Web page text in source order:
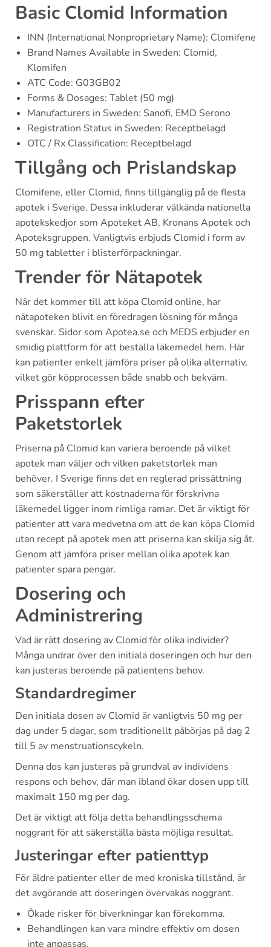
Basic Clomid Information
INN (International Nonproprietary Name): Clomifene
Brand Names Available in Sweden: Clomid,
Klomifen
ATC Code: G03GB02
Forms & Dosages: Tablet (50 mg)
Manufacturers in Sweden: Sanofi, EMD Serono
Registration Status in Sweden: Receptbelagd
OTC / Rx Classification: Receptbelagd
Tillgång och Prislandskap
Clomifene, eller Clomid, finns tillgänglig på de flesta
apotek i Sverige. Dessa inkluderar välkända nationella
apotekskedjor som Apoteket AB, Kronans Apotek och
Apoteksgruppen. Vanligtvis erbjuds Clomid i form av
50 mg tabletter i blisterförpackningar.
Trender för Nätapotek
När det kommer till att köpa Clomid online, har
nätapoteken blivit en föredragen lösning för många
svenskar. Sidor som Apotea.se och MEDS erbjuder en
smidig plattform för att beställa läkemedel hem. Här
kan patienter enkelt jämföra priser på olika alternativ,
vilket gör köpprocessen både snabb och bekväm.
Prisspann efter
Paketstorlek
Priserna på Clomid kan variera beroende på vilket
apotek man väljer och vilken paketstorlek man
behöver. I Sverige finns det en reglerad prissättning
som säkerställer att kostnaderna för förskrivna
läkemedel ligger inom rimliga ramar. Det är viktigt för
patienter att vara medvetna om att de kan köpa Clomid
utan recept på apotek men att priserna kan skilja sig åt.
Genom att jämföra priser mellan olika apotek kan
patienter spara pengar.
Dosering och
Administrering
Vad är rätt dosering av Clomid för olika individer?
Många undrar över den initiala doseringen och hur den
kan justeras beroende på patientens behov.
Standardregimer
Den initiala dosen av Clomid är vanligtvis 50 mg per
dag under 5 dagar, som traditionellt påbörjas på dag 2
till 5 av menstruationscykeln.
Denna dos kan justeras på grundval av individens
respons och behov, där man ibland ökar dosen upp till
maximalt 150 mg per dag.
Det är viktigt att följa detta behandlingsschema
noggrant för att säkerställa bästa möjliga resultat.
Justeringar efter patienttyp
För äldre patienter eller de med kroniska tillstånd, är
det avgörande att doseringen övervakas noggrant.
Ökade risker för biverkningar kan förekomma.
Behandlingen kan vara mindre effektiv om dosen
inte anpassas.